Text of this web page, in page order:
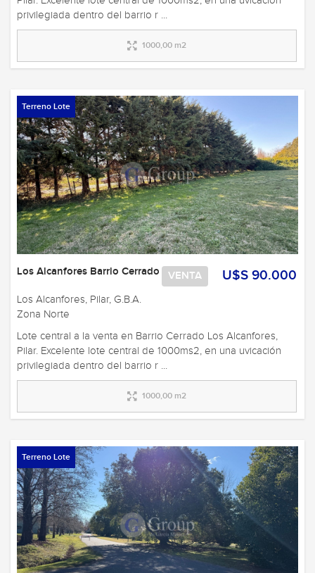
privilegiada dentro del barrio r ...
1000,00 m2
Terreno Lote
U$S 90.000
VENTA
Los Alcanfores Barrio Cerrado
Los Alcanfores, Pilar, G.B.A.
Zona Norte
Lote central a la venta en Barrio Cerrado Los Alcanfores,
Pilar. Excelente lote central de 1000ms2, en una uvicación
privilegiada dentro del barrio r ...
1000,00 m2
Terreno Lote